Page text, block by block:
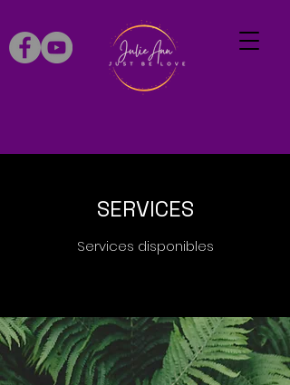
SERVICES
Services disponibles